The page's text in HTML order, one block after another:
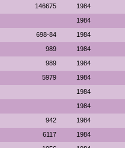
146675 1984
1984
698-84 1984
989 1984
989 1984
5979 1984
1984
1984
942 1984
6117 1984